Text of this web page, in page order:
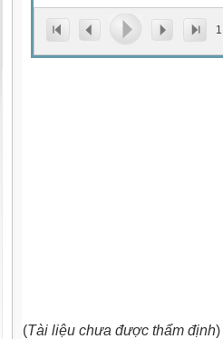
1
(Tài liệu chưa được thẩm định)